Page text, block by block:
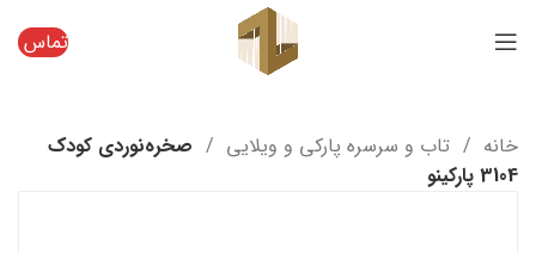
تماس
خانه تاب و سرسره پارکی و ویلایی
صخره‌نوردی کودک
3104 پارکینو